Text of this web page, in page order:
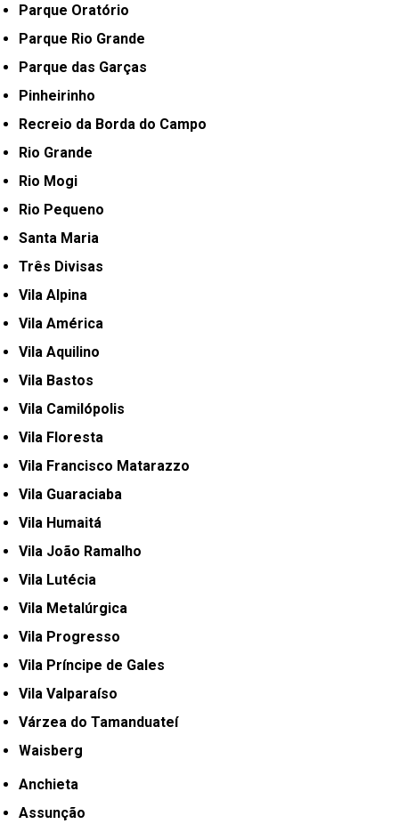
Parque Oratório
Parque Rio Grande
Parque das Garças
Pinheirinho
Recreio da Borda do Campo
Rio Grande
Rio Mogi
Rio Pequeno
Santa Maria
Três Divisas
Vila Alpina
Vila América
Vila Aquilino
Vila Bastos
Vila Camilópolis
Vila Floresta
Vila Francisco Matarazzo
Vila Guaraciaba
Vila Humaitá
Vila João Ramalho
Vila Lutécia
Vila Metalúrgica
Vila Progresso
Vila Príncipe de Gales
Vila Valparaíso
Várzea do Tamanduateí
Waisberg
Anchieta
Assunção